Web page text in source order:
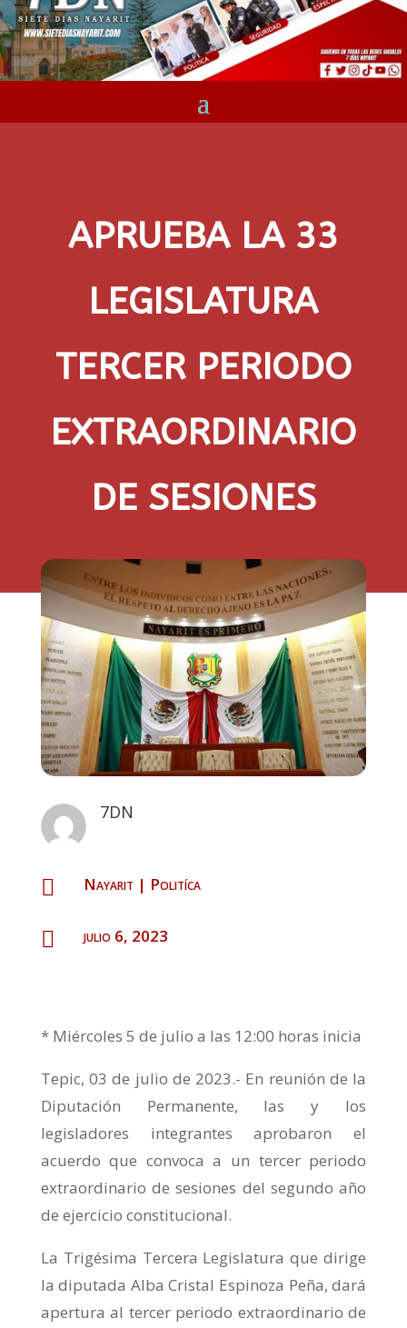
APRUEBA LA 33
LEGISLATURA
TERCER PERIODO
EXTRAORDINARIO
DE SESIONES
7DN
 Nayarit | Politíca
 julio 6, 2023
* Miércoles 5 de julio a las 12:00 horas inicia
Tepic, 03 de julio de 2023.- En reunión de la
Diputación Permanente, las y los
legisladores integrantes aprobaron el
acuerdo que convoca a un tercer periodo
extraordinario de sesiones del segundo año
de ejercicio constitucional.
La Trigésima Tercera Legislatura que dirige
la diputada Alba Cristal Espinoza Peña, dará
apertura al tercer periodo extraordinario de